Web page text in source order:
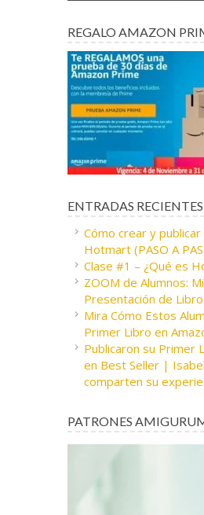
REGALO AMAZON
ENTRADAS RECIENTES
Cómo crear y
Hotmart (PASO A
Clase #1 – ¿Qué es
ZOOM de Alumnos:
Presentación de
Mira Cómo Estos
Primer Libro en
Publicaron su Primer
en Best Seller |
comparten su
PATRONES